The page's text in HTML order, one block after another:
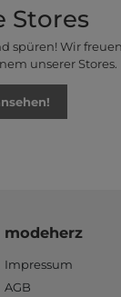
Stores
spüren! Wir freuen
unserer Stores.
modeherz
Impressum
AGB